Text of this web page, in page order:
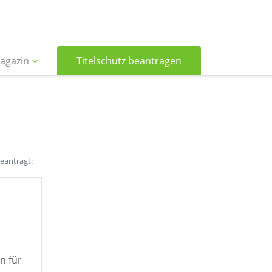
Titelschutz beantragen
für